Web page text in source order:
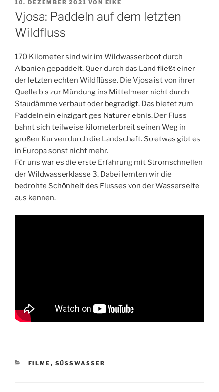
VERÖFFENTLICHT
AM
10. DEZEMBER 2021 VON EIKE
Vjosa: Paddeln auf dem letzten
Wildfluss
170 Kilometer sind wir im Wildwasserboot durch
Albanien gepaddelt. Quer durch das Land fließt einer
der letzten echten Wildflüsse. Die Vjosa ist von ihrer
Quelle bis zur Mündung ins Mittelmeer nicht durch
Staudämme verbaut oder begradigt. Das bietet zum
Paddeln ein einzigartiges Naturerlebnis. Der Fluss
bahnt sich teilweise kilometerbreit seinen Weg in
großen Kurven durch die Landschaft. So etwas gibt es
in Europa sonst nicht mehr.
Für uns war es die erste Erfahrung mit Stromschnellen
der Wildwasserklasse 3. Dabei lernten wir die
bedrohte Schönheit des Flusses von der Wasserseite
aus kennen.
KATEGORIEN
FILME , SÜSSWASSER